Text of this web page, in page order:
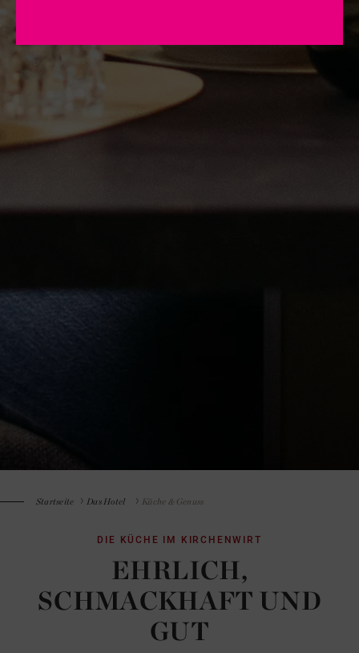
Startseite Das Hotel Küche & Genuss
DIE KÜCHE IM KIRCHENWIRT
EHRLICH,
SCHMACKHAFT UND
GUT